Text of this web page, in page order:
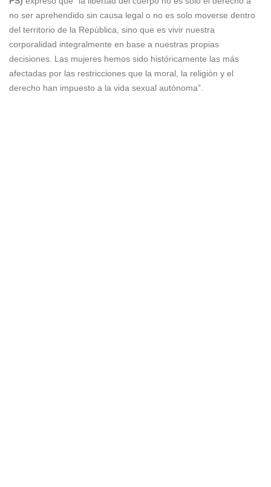
no ser aprehendido sin causa legal o no es solo moverse dentro
del territorio de la República, sino que es vivir nuestra
corporalidad integralmente en base a nuestras propias
decisiones. Las mujeres hemos sido históricamente las más
afectadas por las restricciones que la moral, la religión y el
derecho han impuesto a la vida sexual autónoma”.